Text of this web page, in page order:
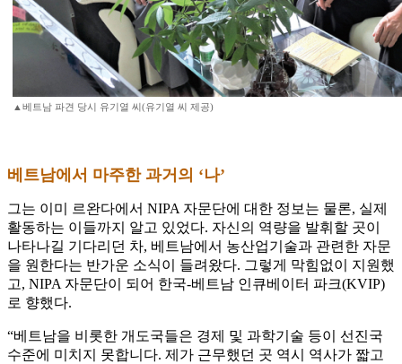
▲베트남 파견 당시 유기열 씨(유기열 씨 제공)
베트남에서 마주한 과거의 ‘나’
그는 이미 르완다에서 NIPA 자문단에 대한 정보는 물론, 실제
활동하는 이들까지 알고 있었다. 자신의 역량을 발휘할 곳이
나타나길 기다리던 차, 베트남에서 농산업기술과 관련한 자문
을 원한다는 반가운 소식이 들려왔다. 그렇게 막힘없이 지원했
고, NIPA 자문단이 되어 한국-베트남 인큐베이터 파크(KVIP)
로 향했다.
“베트남을 비롯한 개도국들은 경제 및 과학기술 등이 선진국
수준에 미치지 못합니다. 제가 근무했던 곳 역시 역사가 짧고